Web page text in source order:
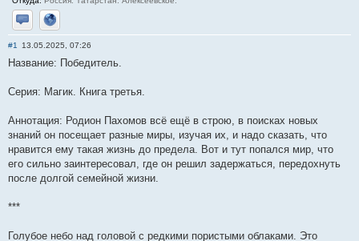
Отправить личное сообщение
Сайт
#1 13.05.2025, 07:26
Название: Победитель.
Серия: Магик. Книга третья.
Аннотация: Родион Пахомов всё ещё в строю, в поисках новых
знаний он посещает разные миры, изучая их, и надо сказать, что
нравится ему такая жизнь до предела. Вот и тут попался мир, что
его сильно заинтересовал, где он решил задержаться, передохнуть
после долгой семейной жизни.
***
Голубое небо над головой с редкими пористыми облаками. Это